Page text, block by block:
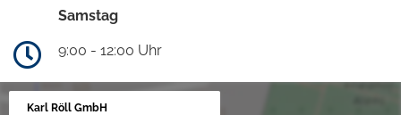
Samstag
9:00 - 12:00 Uhr
Karl Röll GmbH